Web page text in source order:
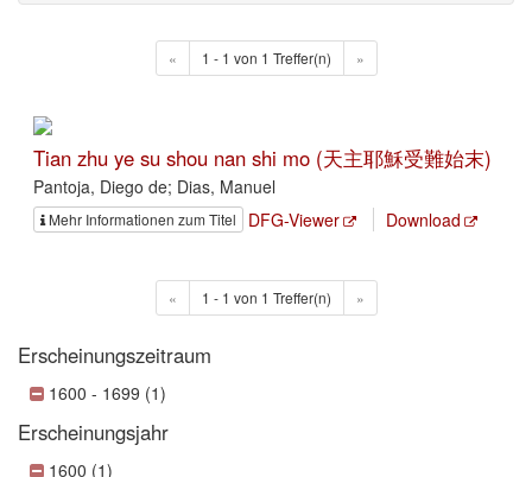
« 1 - 1 von 1 Treffer(n) »
Tian zhu ye su shou nan shi mo (天主耶穌受難始末)
Pantoja, Diego de; Dias, Manuel
Mehr Informationen zum Titel DFG-Viewer Download
« 1 - 1 von 1 Treffer(n) »
Erscheinungszeitraum
1600 - 1699 (1)
Erscheinungsjahr
1600 (1)